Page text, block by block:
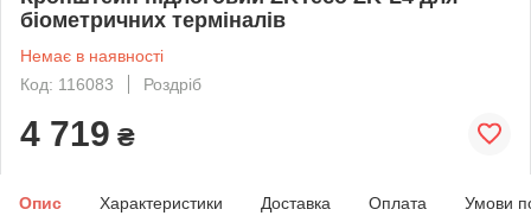
біометричних терміналів
Немає в наявності
Код: 116083
Роздріб
4 719 ₴
Опис Характеристики Доставка Оплата Умови